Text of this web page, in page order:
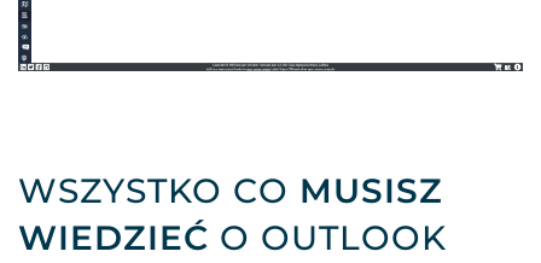
WSZYSTKO CO MUSISZ
WIEDZIEĆ O OUTLOOK